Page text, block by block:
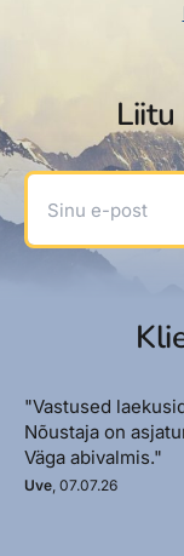
Sinu e-post
"Vastused
Nõustaja on
Väga abivalmis."
Uve, 07.07.26